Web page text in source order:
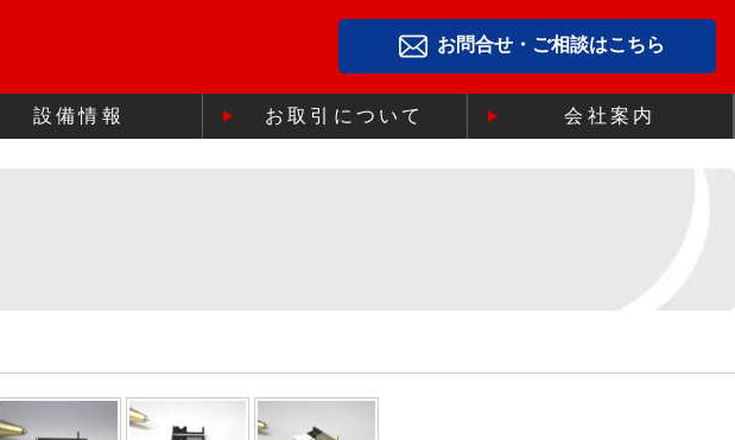
お問合せ・ご相談はこちら
設備情報 お取引について 会社案内